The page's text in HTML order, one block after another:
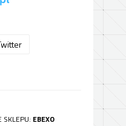
SKLEPU: EBEXO